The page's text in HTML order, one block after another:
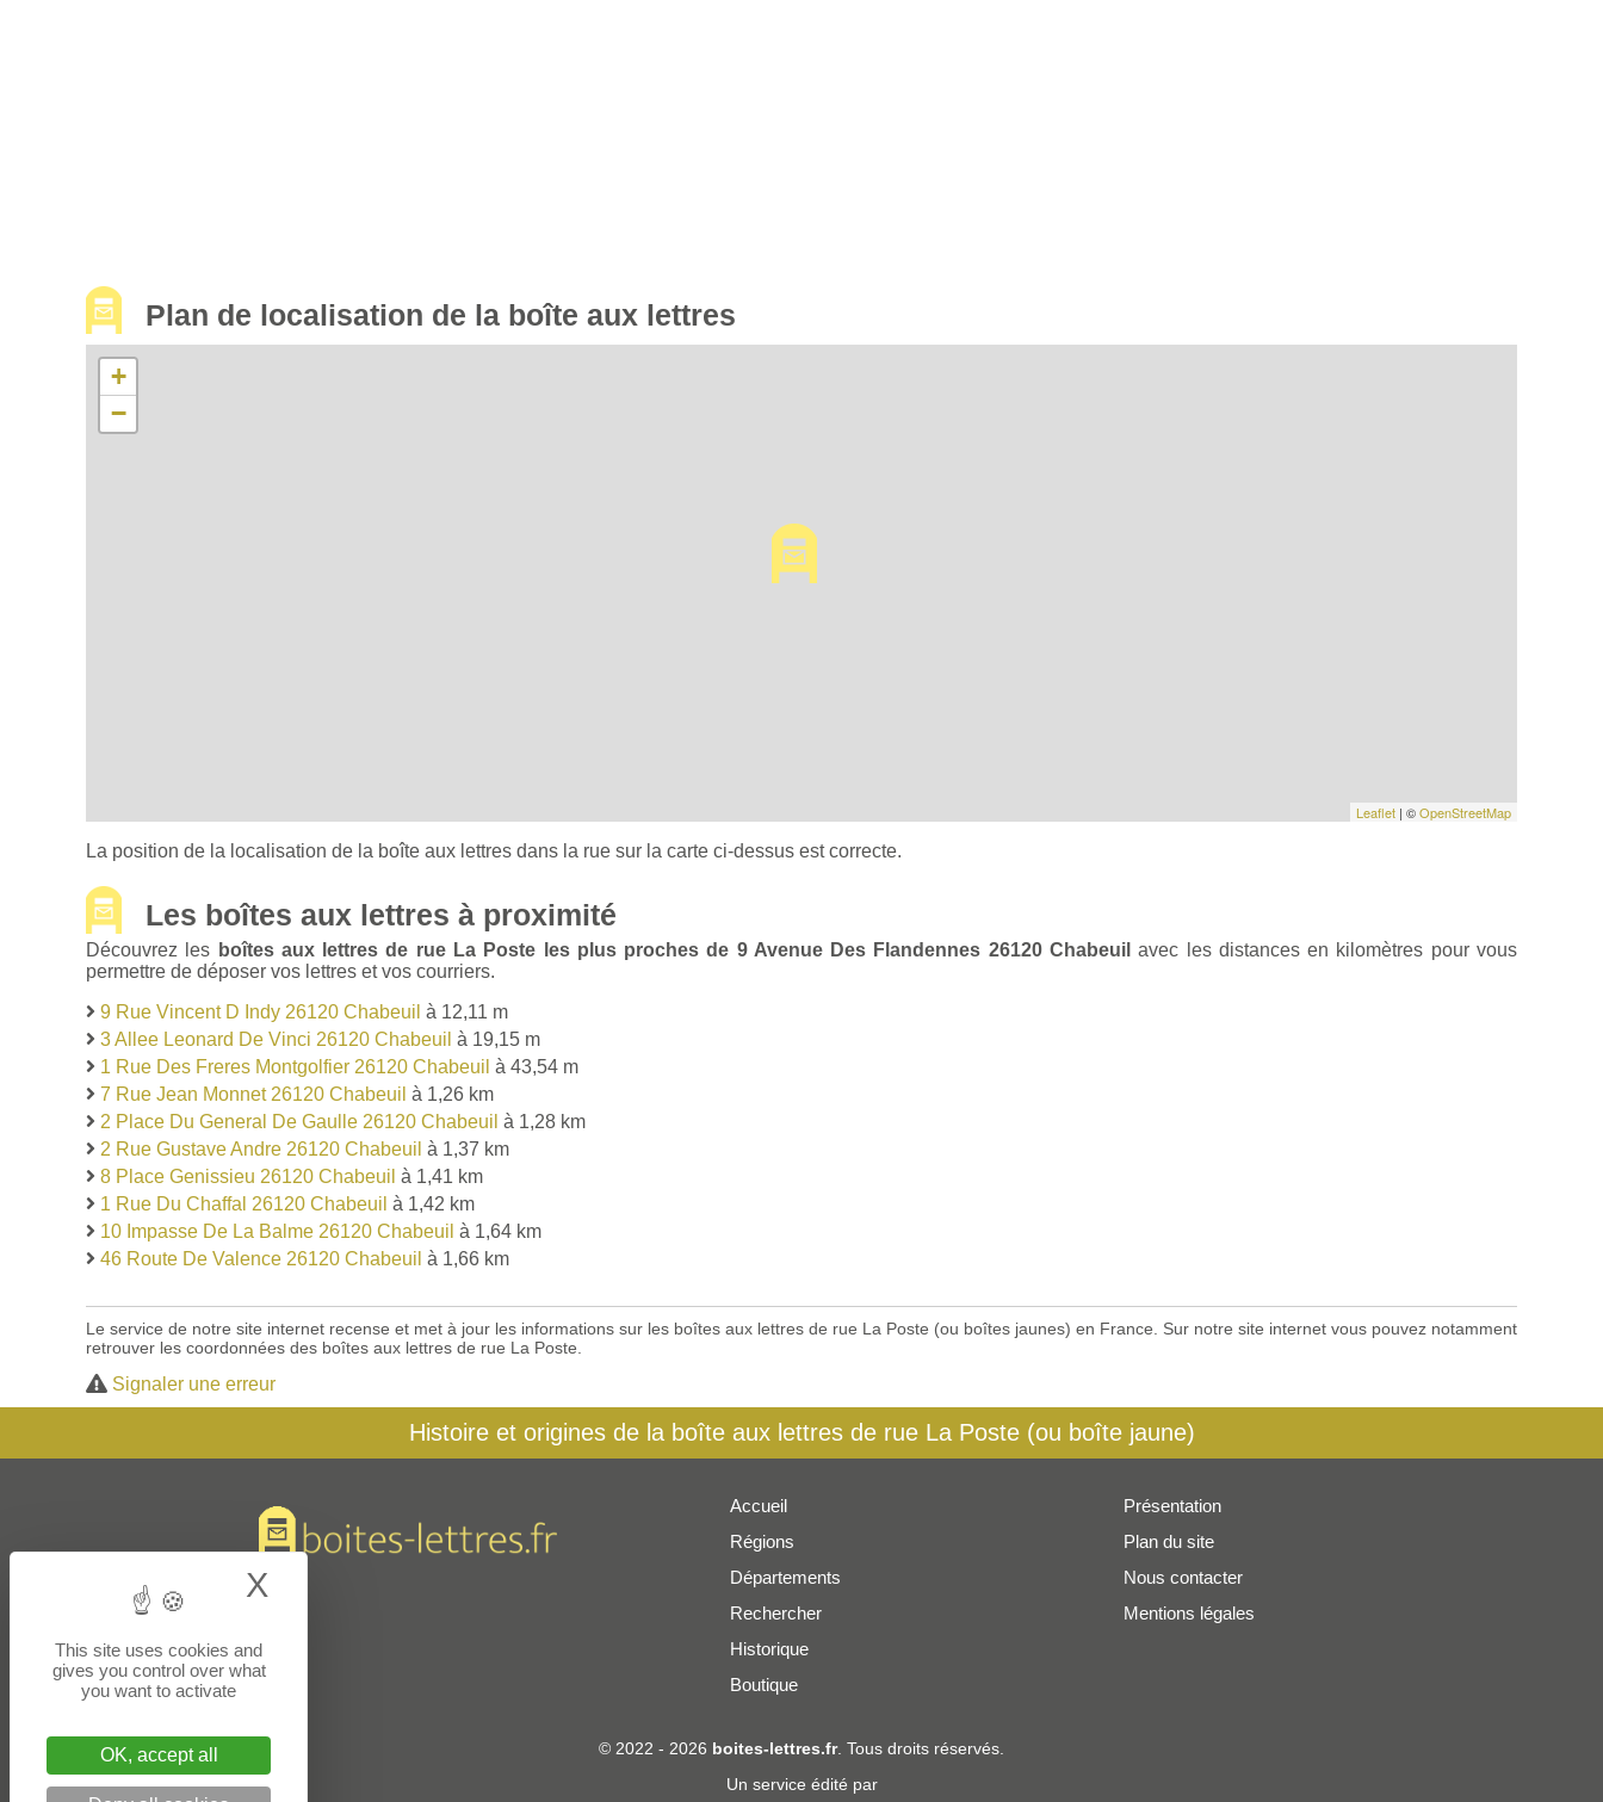
Plan de localisation de la boîte aux lettres
+
−
Leaflet | ©OpenStreetMap
La position de la localisation de la boîte aux lettres dans la rue sur la carte ci-dessus est correcte.
Les boîtes aux lettres à proximité
Découvrez les boîtes aux lettres de rue La Poste les plus proches de 9 Avenue Des Flandennes 26120 Chabeuil avec les distances en kilomètres pour vous
permettre de déposer vos lettres et vos courriers.
9 Rue Vincent D Indy 26120 Chabeuil à 12,11 m
3 Allee Leonard De Vinci 26120 Chabeuil à 19,15 m
1 Rue Des Freres Montgolfier 26120 Chabeuil à 43,54 m
7 Rue Jean Monnet 26120 Chabeuil à 1,26 km
2 Place Du General De Gaulle 26120 Chabeuil à 1,28 km
2 Rue Gustave Andre 26120 Chabeuil à 1,37 km
8 Place Genissieu 26120 Chabeuil à 1,41 km
1 Rue Du Chaffal 26120 Chabeuil à 1,42 km
10 Impasse De La Balme 26120 Chabeuil à 1,64 km
46 Route De Valence 26120 Chabeuil à 1,66 km
Le service de notre site internet recense et met à jour les informations sur les boîtes aux lettres de rue La Poste (ou boîtes jaunes) en France. Sur notre site internet vous pouvez notamment
retrouver les coordonnées des boîtes aux lettres de rue La Poste.
Signaler une erreur
Histoire et origines de la boîte aux lettres de rue La Poste (ou boîte jaune)
Accueil
Régions
Départements
Rechercher
Historique
Boutique
Présentation
Plan du site
Nous contacter
Mentions légales
© 2022 - 2026 boites-lettres.fr. Tous droits réservés.
Un service édité par
This site uses cookies and
gives you control over what
you want to activate
OK, accept all
X